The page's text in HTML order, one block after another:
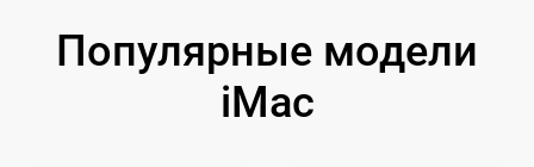
Популярные модели
iMac